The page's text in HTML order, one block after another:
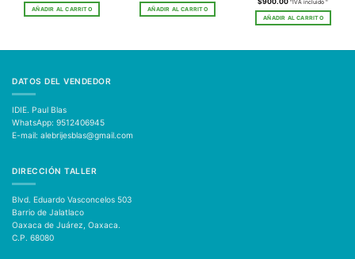
AÑADIR AL CARRITO AÑADIR AL CARRITO
"IVA incluido "
AÑADIR AL CARRITO
DATOS DEL VENDEDOR
IDIE. Paul Blas
WhatsApp: 9512406945
E-mail: alebrijesblas@gmail.com
DIRECCIÓN TALLER
Blvd. Eduardo Vasconcelos 503
Barrio de Jalatlaco
Oaxaca de Juárez, Oaxaca.
C.P. 68080